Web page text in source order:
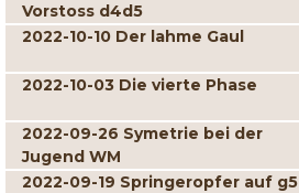
Vorstoss d4d5
2022-10-10 Der lahme Gaul
2022-10-03 Die vierte Phase
2022-09-26 Symetrie bei der
Jugend WM
2022-09-19 Springeropfer auf g5